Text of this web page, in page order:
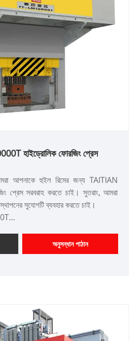
হাইড্রোলিক ফোরজিং প্রেস
আমরা আপনাকে হুইল রিমের জন্য TAITIAN
প্রেস সরবরাহ করতে চাই। সুতরাং, আমরা
সুযোগটি ব্যবহার করতে চাই।
অনুসন্ধান পাঠান